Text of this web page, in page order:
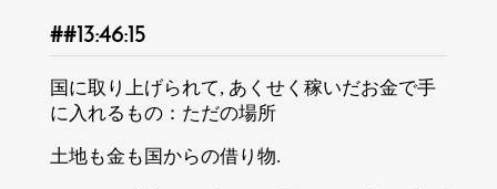
13:46:15
国に取り上げられて, あくせく稼いだお金で手
に入れるもの：ただの場所
土地も金も国からの借り物.